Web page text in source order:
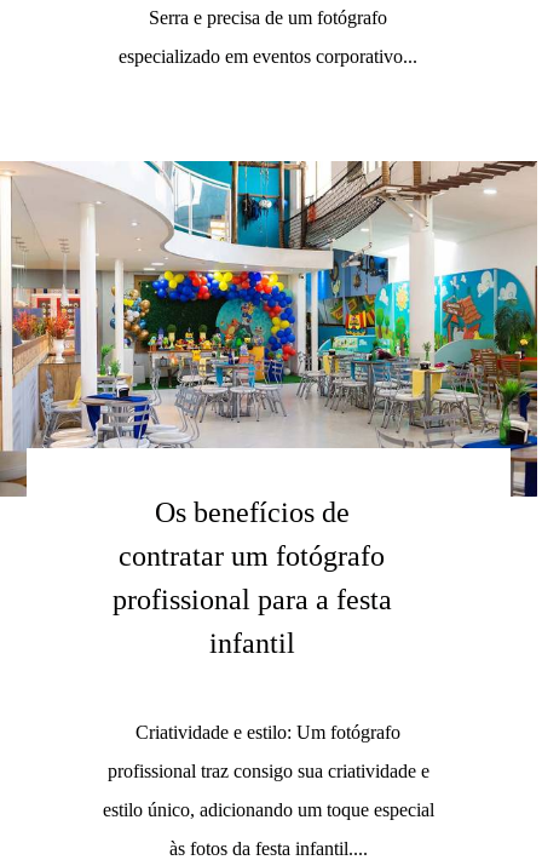
Serra e precisa de um fotógrafo
especializado em eventos corporativo...
Os benefícios de
contratar um fotógrafo
profissional para a festa
infantil
Criatividade e estilo: Um fotógrafo
profissional traz consigo sua criatividade e
estilo único, adicionando um toque especial
às fotos da festa infantil....